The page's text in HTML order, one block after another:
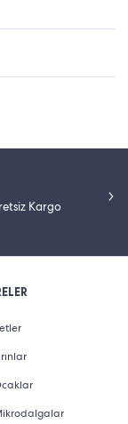
Kargo